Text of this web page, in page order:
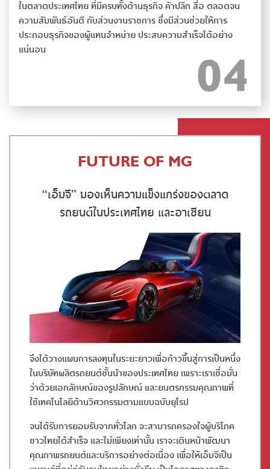
ในตลาดประเทศไทย ที่มีครบทั้งด้านธุรกิจ ค้าปลีก สื่อ ตลอดจน
ความสัมพันธ์อันดี กับส่วนงานราชการ ซึ่งมีส่วนช่วยให้การ
ประกอบธุรกิจของผู้แทนจำหน่าย ประสบความสำเร็จได้อย่าง
แน่นอน
FUTURE OF MG
“เอ็มจี” มองเห็นความแข็งแกร่งของตลาด
รถยนต์ในประเทศไทย และอาเซียน
จึงได้วางแผนการลงทุนในระยะยาวเพื่อก้าวขึ้นสู่การเป็นหนึ่ง
ในบริษัทผลิตรถยนต์ชั้นนำของประเทศไทย เพราะเราเชื่อมั่น
ว่าด้วยเอกลักษณ์ของรูปลักษณ์ และยนตรกรรมคุณภาพที่
ใช้เทคโนโลยีด้านวิศวกรรมตามแบบฉบับยุโรป
จนได้รับการยอมรับจากทั่วโลก จะสามารถครองใจผู้บริโภค
ชาวไทยได้สำเร็จ และไม่เพียงเท่านั้น เราจะเดินหน้าพัฒนา
คุณภาพรถยนต์และบริการอย่างต่อเนื่อง เพื่อให้เอ็มจีเป็น